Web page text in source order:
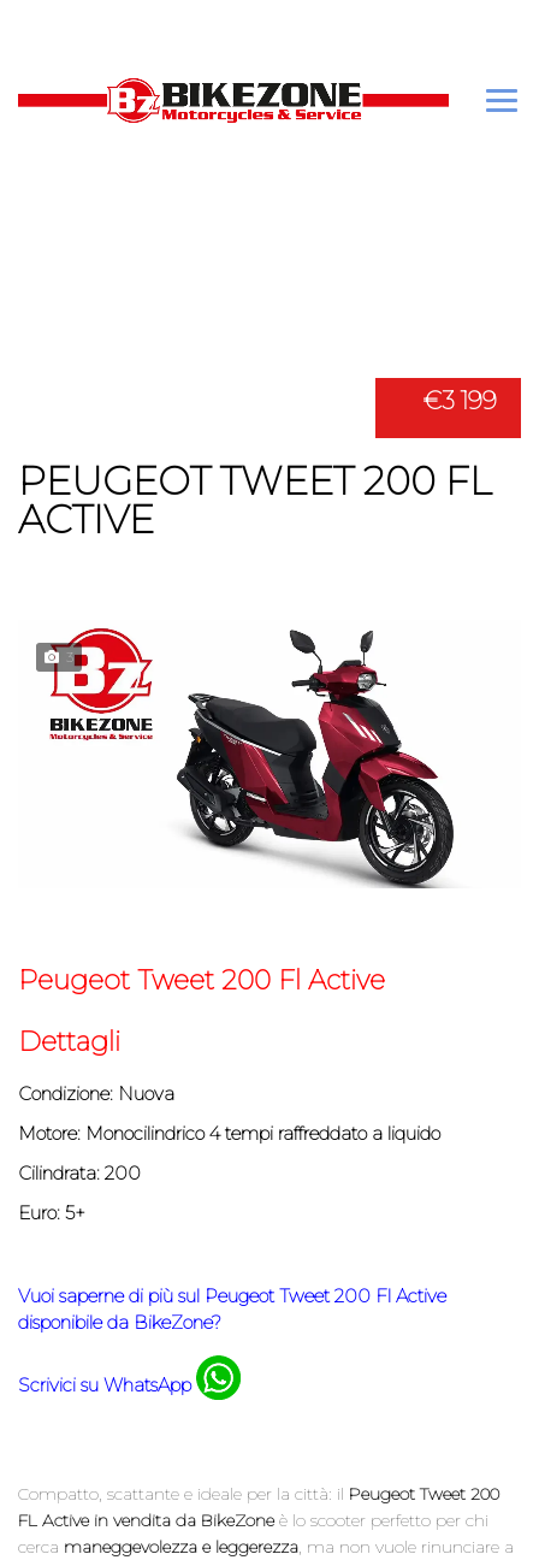
€3 199
PEUGEOT TWEET 200 FL
ACTIVE
3
Peugeot Tweet 200 Fl Active
Dettagli
Condizione: Nuova
Motore: Monocilindrico 4 tempi raffreddato a liquido
Cilindrata: 200
Euro: 5+
Vuoi saperne di più sul Peugeot Tweet 200 Fl Active
disponibile da BikeZone?
Scrivici su WhatsApp
Compatto, scattante e ideale per la città: il Peugeot Tweet 200
FL Active in vendita da BikeZoneè lo scooter perfetto per chi
cerca maneggevolezza e leggerezza, ma non vuole rinunciare a